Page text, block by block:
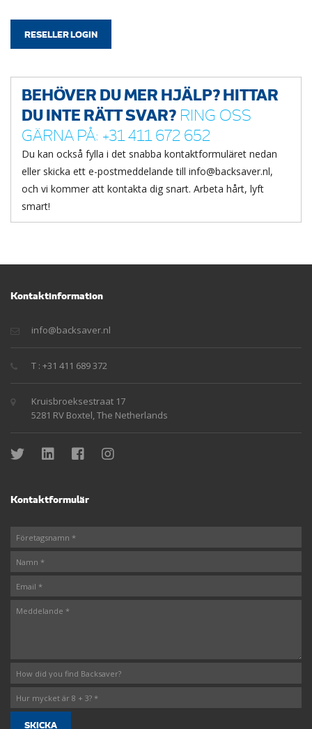
RESELLER LOGIN
BEHÖVER DU MER HJÄLP? HITTAR
DU INTE RÄTT SVAR? RING OSS
GÄRNA PÅ: +31 411 672 652
Du kan också fylla i det snabba kontaktformuläret nedan
eller skicka ett e-postmeddelande till info@backsaver.nl,
och vi kommer att kontakta dig snart. Arbeta hårt, lyft
smart!
Kontaktinformation
info@backsaver.nl
T : +31 411 689 372
Kruisbroeksestraat 17
5281 RV Boxtel, The Netherlands
Kontaktformulär